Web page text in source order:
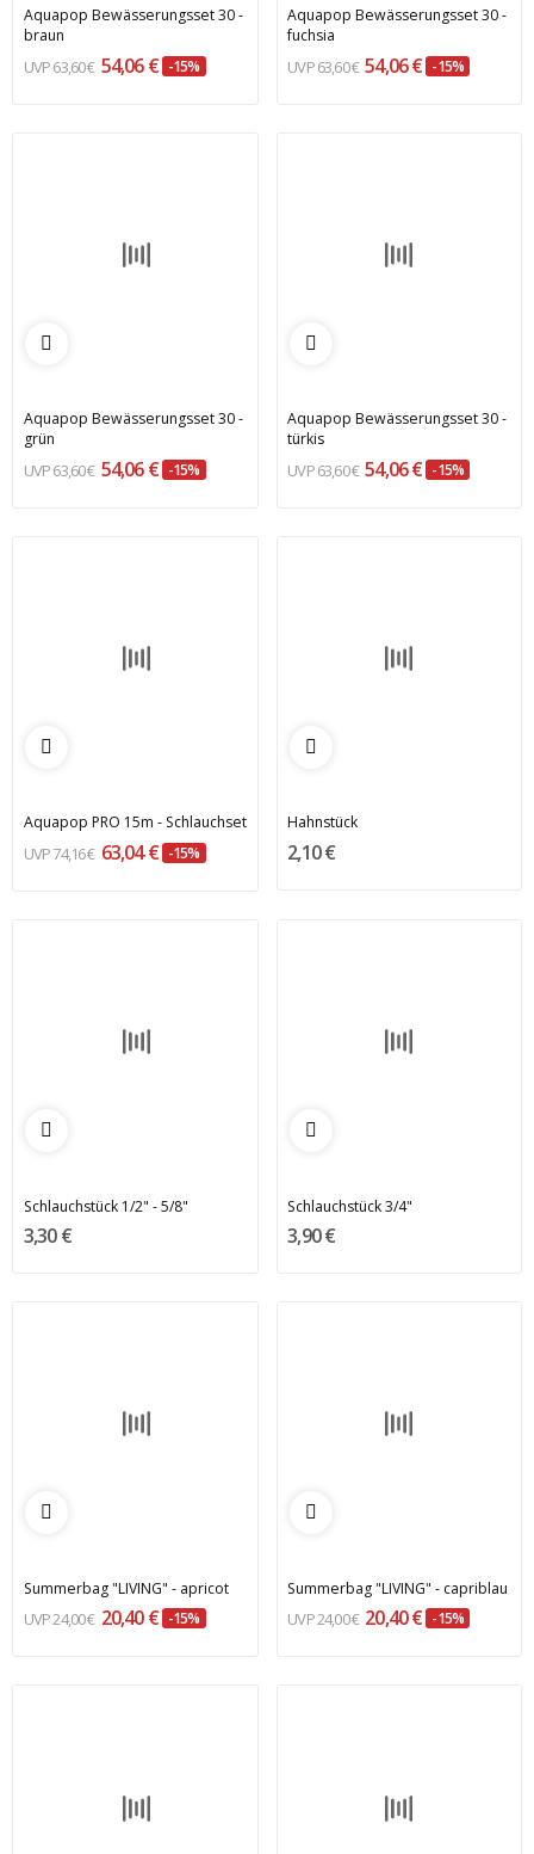
Aquapop Bewässerungsset 30 -
braun
63,60 € 54,06 € -15%
Aquapop Bewässerungsset 30 -
fuchsia
63,60 € 54,06 € -15%
Aquapop Bewässerungsset 30 -
grün
63,60 € 54,06 € -15%
Aquapop Bewässerungsset 30 -
türkis
63,60 € 54,06 € -15%
Aquapop PRO 15m - Schlauchset
74,16 € 63,04 € -15%
Hahnstück
2,10 €
Schlauchstück 1/2" - 5/8"
3,30 €
Schlauchstück 3/4"
3,90 €
Summerbag "LIVING" - apricot
24,00 € 20,40 € -15%
Summerbag "LIVING" - capriblau
24,00 € 20,40 € -15%